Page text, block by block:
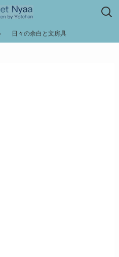
日々の余白と文房具